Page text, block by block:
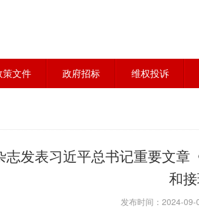
策文件 政府招标 维权投诉
志发表习近平总书记重要文
和接
发布时间：2024-